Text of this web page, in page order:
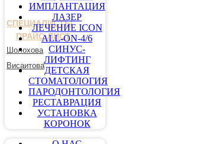
СПЕЦИАЛИСТЫ
ПРАЙС-ЛИСТ
Шолохова
Висаитова
ИМПЛАНТАЦИЯ
ЛАЗЕР
ЛЕЧЕНИЕ ICON
ALL-ON-4/6
СИНУС-
ЛИФТИНГ
ДЕТСКАЯ
СТОМАТОЛОГИЯ
ПАРОДОНТОЛОГИЯ
РЕСТАВРАЦИЯ
УСТАНОВКА
КОРОНОК